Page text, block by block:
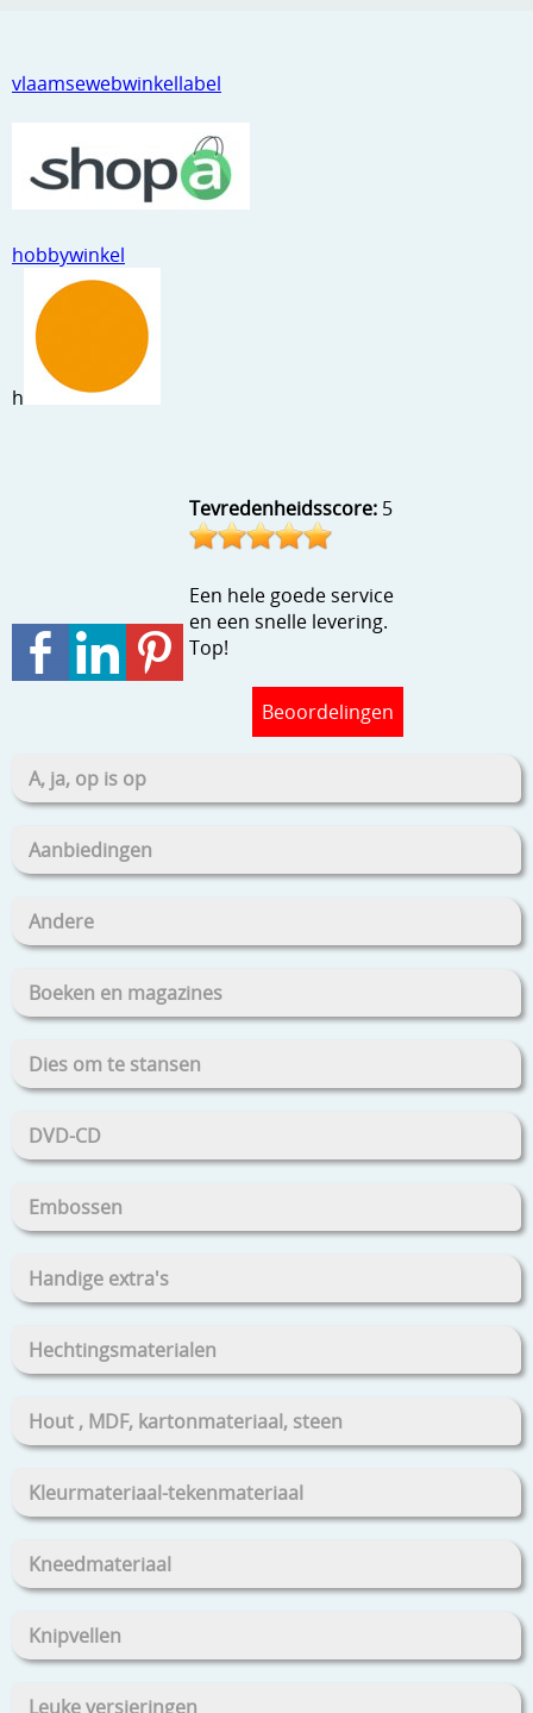
Merken
Netjes opbergen
Papier en karton
Ponsen
Ribbelaar
Snijmaterialen
Stans machine en embossing machines
Template, mask, stencils, grids
Wat nog, een creatief kijkje
vlaamsewebwinkellabel
hobbywinkel
h
Tevredenheidsscore: 5
Een hele goede service
en een snelle levering.
Top!
Beoordelingen
A, ja, op is op
Aanbiedingen
Andere
Boeken en magazines
Dies om te stansen
DVD-CD
Embossen
Handige extra's
Hechtingsmaterialen
Hout , MDF, kartonmateriaal, steen
Kleurmateriaal-tekenmateriaal
Kneedmateriaal
Knipvellen
Leuke versieringen